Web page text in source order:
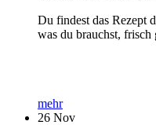
Du findest das Rezept
was du brauchst, frisch
mehr
26 Nov